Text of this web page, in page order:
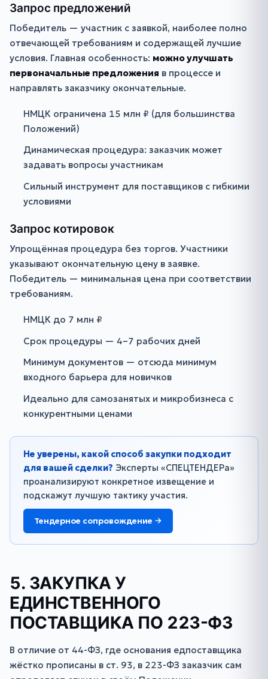
Запрос предложений
Победитель — участник с заявкой, наиболее полно
отвечающей требованиям и содержащей лучшие
условия. Главная особенность: можно улучшать
первоначальные предложения в процессе и
направлять заказчику окончательные.
НМЦК ограничена 15 млн ₽ (для большинства
Положений)
Динамическая процедура: заказчик может
задавать вопросы участникам
Сильный инструмент для поставщиков с гибкими
условиями
Запрос котировок
Упрощённая процедура без торгов. Участники
указывают окончательную цену в заявке.
Победитель — минимальная цена при соответствии
требованиям.
НМЦК до 7 млн ₽
Срок процедуры — 4–7 рабочих дней
Минимум документов — отсюда минимум
входного барьера для новичков
Идеально для самозанятых и микробизнеса с
конкурентными ценами
Не уверены, какой способ закупки подходит
для вашей сделки? Эксперты «СПЕЦТЕНДЕРа»
проанализируют конкретное извещение и
подскажут лучшую тактику участия.
Тендерное сопровождение →
5. ЗАКУПКА У
ЕДИНСТВЕННОГО
ПОСТАВЩИКА ПО 223-ФЗ
В отличие от 44-ФЗ, где основания едпоставщика
жёстко прописаны в ст. 93, в 223-ФЗ заказчик сам